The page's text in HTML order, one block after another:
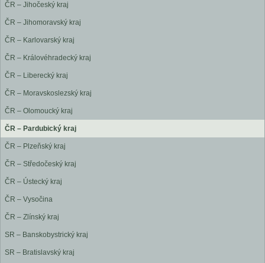
ČR – Jihočeský kraj
ČR – Jihomoravský kraj
ČR – Karlovarský kraj
ČR – Královéhradecký kraj
ČR – Liberecký kraj
ČR – Moravskoslezský kraj
ČR – Olomoucký kraj
ČR – Pardubický kraj
ČR – Plzeňský kraj
ČR – Středočeský kraj
ČR – Ústecký kraj
ČR – Vysočina
ČR – Zlínský kraj
SR – Banskobystrický kraj
SR – Bratislavský kraj